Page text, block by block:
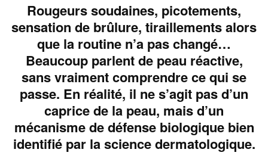
Rougeurs soudaines, picotements,
sensation de brûlure, tiraillements alors
que la routine n’a pas changé…
Beaucoup parlent de peau réactive,
sans vraiment comprendre ce qui se
passe. En réalité, il ne s’agit pas d’un
caprice de la peau, mais d’un
mécanisme de défense biologique bien
identifié par la science dermatologique.